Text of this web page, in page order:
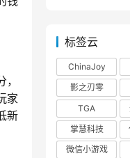
家
新
标签云
ChinaJoy
影之刃零
TGA
掌慧科技
微信小游戏